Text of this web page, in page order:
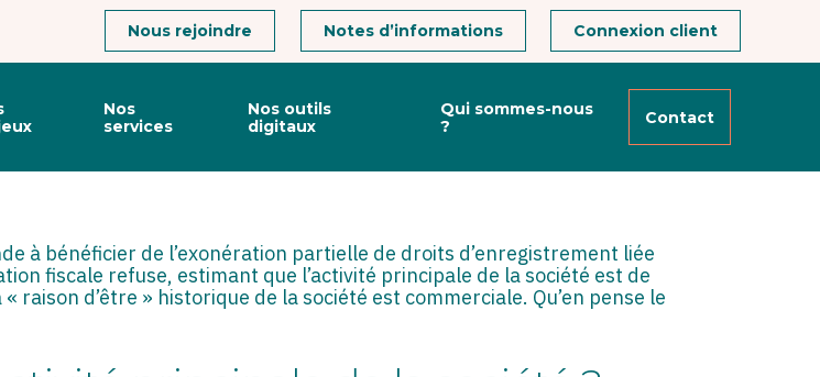
Connexion client
Notes d’informations
Nous rejoindre
Nos
services
Nos outils
digitaux
Qui sommes-nous
?
Contact
à bénéficier de l’exonération partielle de droits d’enregistrement liée
fiscale refuse, estimant que l’activité principale de la société est de
raison d’être » historique de la société est commerciale. Qu’en pense le